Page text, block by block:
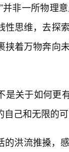
并非一所物理
性思维，去探
挟着万物奔向
是关于如何更
己和无限的可
的洪流推搡，